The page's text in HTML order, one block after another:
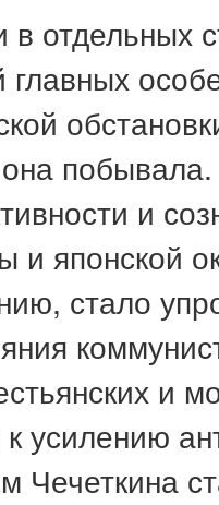
в отдельных
главных
побывала.
и
и японской
стало
и
усилению
Чечеткина